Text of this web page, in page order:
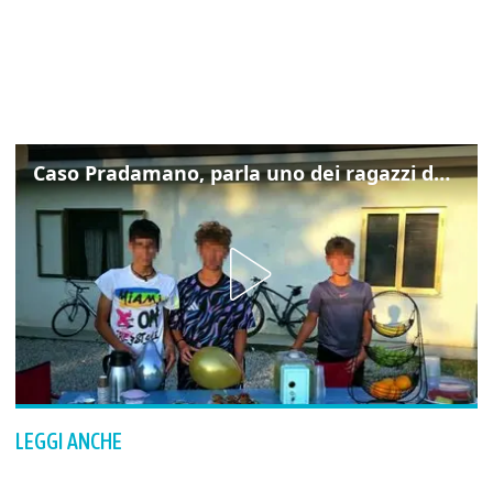
Caso Pradamano, parla uno dei ragazzi denunciati per la limonata: "Volevo anche aiutare i miei"
LEGGI ANCHE